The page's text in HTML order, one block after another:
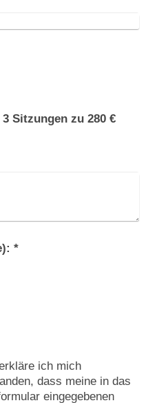
Sitzungen zu 280 €
Captcha (Spam-Schutz-Code): *
ich mich
dass meine in das
eingegebenen